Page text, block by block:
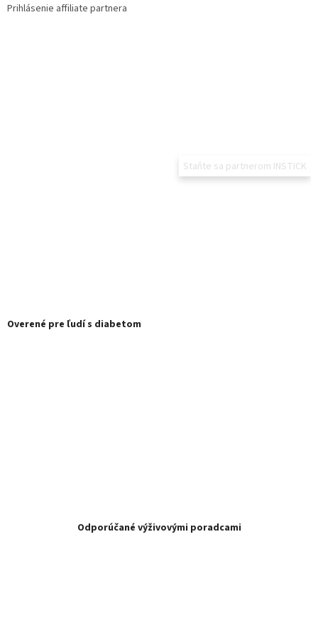
Prihlásenie affiliate partnera
Staňte sa partnerom INSTICK
Overené pre ľudí s diabetom
Odporúčané výživovými poradcami